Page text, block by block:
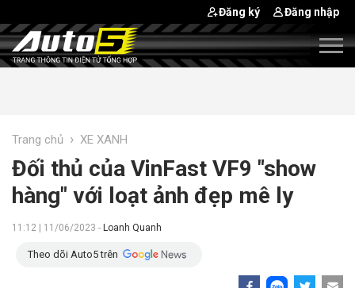
Đăng ký Đăng nhập
Trang chủ › XE XANH
Đối thủ của VinFast VF9 "show
hàng" với loạt ảnh đẹp mê ly
11:12 | 11/06/2023 - Loanh Quanh
Theo dõi Auto5 trên